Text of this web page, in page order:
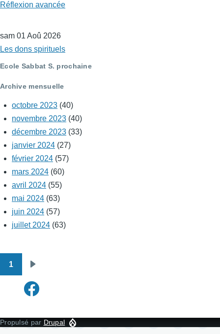
Réflexion avancée
sam 01 Aoû 2026
Les dons spirituels
Ecole Sabbat S. prochaine
Archive mensuelle
octobre 2023 (40)
novembre 2023 (40)
décembre 2023 (33)
janvier 2024 (27)
février 2024 (57)
mars 2024 (60)
avril 2024 (55)
mai 2024 (63)
juin 2024 (57)
juillet 2024 (63)
Pagination
1
suivante
Propulsé par Drupal